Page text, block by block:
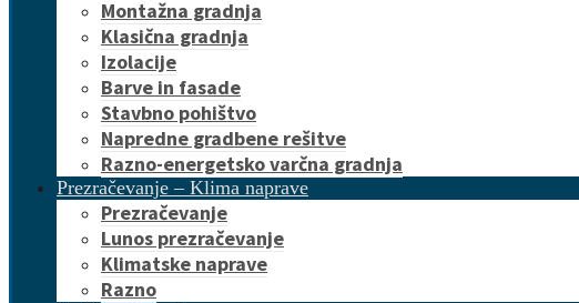
Montažna gradnja
Klasična gradnja
Izolacije
Barve in fasade
Stavbno pohištvo
Napredne gradbene rešitve
Razno-energetsko varčna gradnja
Prezračevanje – Klima naprave
Prezračevanje
Lunos prezračevanje
Klimatske naprave
Razno